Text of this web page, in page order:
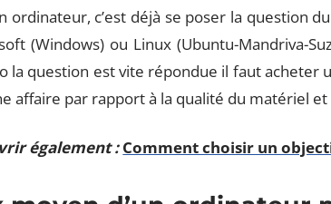
ordinateur, c’est déjà se poser la question
(Windows) ou Linux (Ubuntu-Mandriva-
la question est vite répondue il faut acheter
affaire par rapport à la qualité du matériel
également : Comment choisir un